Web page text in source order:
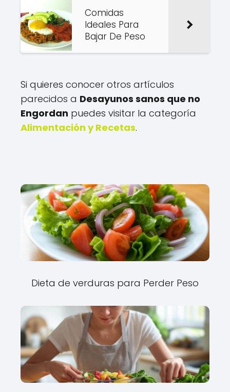
Comidas
Ideales Para
Bajar De Peso
Si quieres conocer otros artículos
parecidos a Desayunos sanos que no
Engordan puedes visitar la categoría
Alimentación y Recetas.
Dieta de verduras para Perder Peso